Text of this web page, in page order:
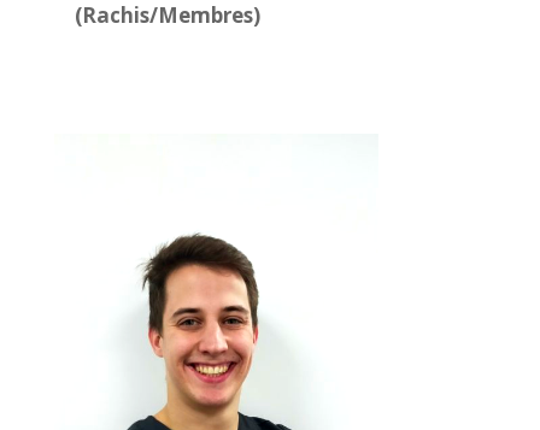
(Rachis/Membres)